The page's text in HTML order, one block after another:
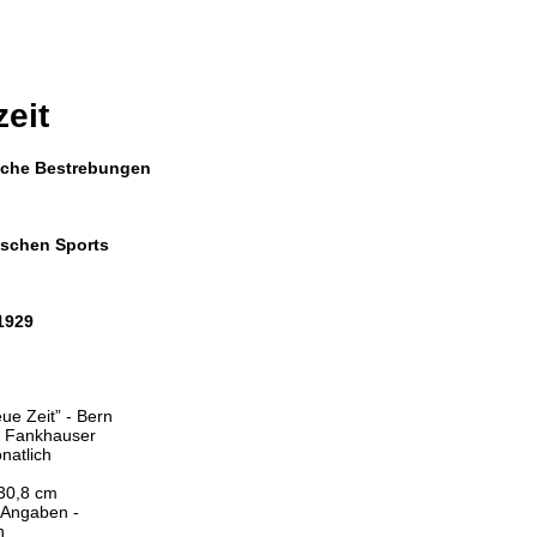
Bestrebungen
Sports
Zeit” - Bern
Fankhauser
cm
-